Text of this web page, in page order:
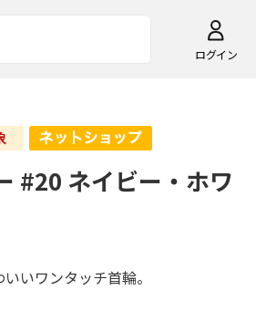
ログイン
#20 ネイビー・ホワ
いワンタッチ首輪。